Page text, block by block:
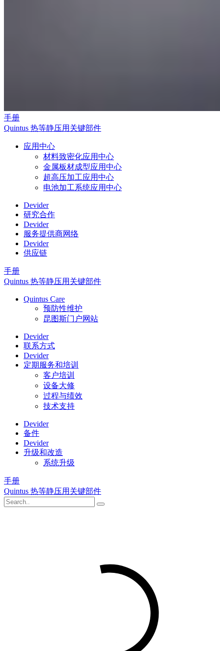
手册
Quintus 热等静压用关键部件
应用中心
材料致密化应用中心
金属板材成型应用中心
超高压加工应用中心
电池加工系统应用中心
Devider
研究合作
Devider
服务提供商网络
Devider
供应链
手册
Quintus 热等静压用关键部件
Quintus Care
预防性维护
昆图斯门户网站
Devider
联系方式
Devider
定期服务和培训
客户培训
设备大修
过程与绩效
技术支持
Devider
备件
Devider
升级和改造
系统升级
手册
Quintus 热等静压用关键部件